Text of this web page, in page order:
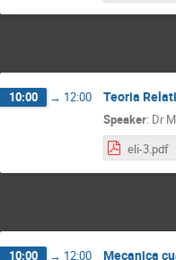
10:00 → 12:00 Teoria
Speaker: Dr
eli-3.pdf
10:00 → 12:00 Mecanica